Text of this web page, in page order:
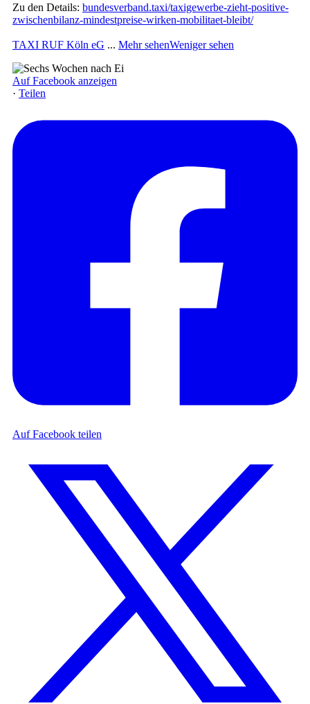
Zu den Details: bundesverband.taxi/taxigewerbe-zieht-positive-
zwischenbilanz-mindestpreise-wirken-mobilitaet-bleibt/
TAXI RUF Köln eG ... Mehr sehenWeniger sehen
Auf Facebook anzeigen
· Teilen
Auf Facebook teilen